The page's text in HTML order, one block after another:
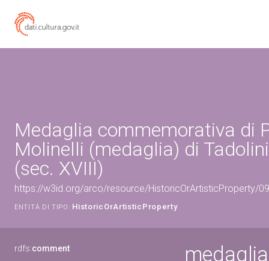
Medaglia commemorativa di
Molinelli (medaglia) di
(sec. XVIII)
https://w3id.org/arco/resource/HistoricOrArtisticProperty/
ENTITÀ DI TIPO: HistoricOrArtisticProperty
rdfs:comment medaglia